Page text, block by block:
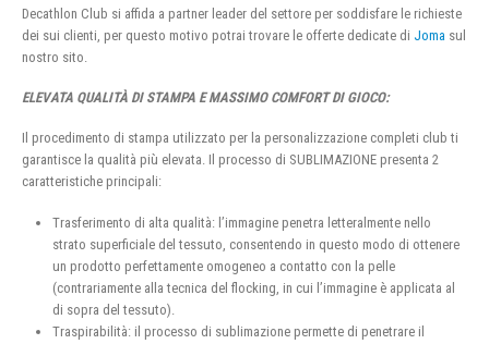
Decathlon Club si affida a partner leader del settore per soddisfare le richieste
dei sui clienti, per questo motivo potrai trovare le offerte dedicate di Joma sul
nostro sito.
ELEVATA QUALITÀ DI STAMPA E MASSIMO COMFORT DI GIOCO:
Il procedimento di stampa utilizzato per la personalizzazione completi club ti
garantisce la qualità più elevata. Il processo di SUBLIMAZIONE presenta 2
caratteristiche principali:
Trasferimento di alta qualità: l’immagine penetra letteralmente nello
strato superficiale del tessuto, consentendo in questo modo di ottenere
un prodotto perfettamente omogeneo a contatto con la pelle
(contrariamente alla tecnica del flocking, in cui l’immagine è applicata al
di sopra del tessuto).
Traspirabilità: il processo di sublimazione permette di penetrare il